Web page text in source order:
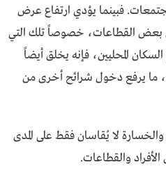
فبينما يؤدي ارتفاع عرض
بعض القطاعات، خصوصاً تلك التي
المحليين، فإنه يخلق أيضاً
ما يرفع دخول شرائح أخرى من
لا يُقاسان فقط على المدى
والقطاعات.